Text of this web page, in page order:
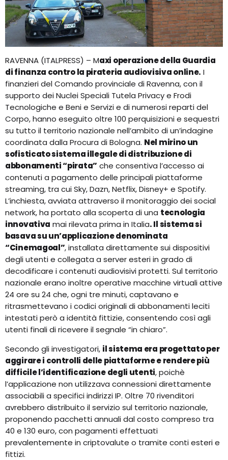
RAVENNA (ITALPRESS) – Maxi operazione della Guardia
di finanza contro la pirateria audiovisiva online. I
finanzieri del Comando provinciale di Ravenna, con il
supporto dei Nuclei Speciali Tutela Privacy e Frodi
Tecnologiche e Beni e Servizi e di numerosi reparti del
Corpo, hanno eseguito oltre 100 perquisizioni e sequestri
su tutto il territorio nazionale nell’ambito di un’indagine
coordinata dalla Procura di Bologna. Nel mirino un
sofisticato sistema illegale di distribuzione di
abbonamenti “pirata” che consentiva l’accesso ai
contenuti a pagamento delle principali piattaforme
streaming, tra cui Sky, Dazn, Netflix, Disney+ e Spotify.
L’inchiesta, avviata attraverso il monitoraggio dei social
network, ha portato alla scoperta di una tecnologia
innovativa mai rilevata prima in Italia. Il sistema si
basava su un’applicazione denominata
“Cinemagoal”, installata direttamente sui dispositivi
degli utenti e collegata a server esteri in grado di
decodificare i contenuti audiovisivi protetti. Sul territorio
nazionale erano inoltre operative macchine virtuali attive
24 ore su 24 che, ogni tre minuti, captavano e
ritrasmettevano i codici originali di abbonamenti leciti
intestati però a identità fittizie, consentendo così agli
utenti finali di ricevere il segnale “in chiaro”.
Secondo gli investigatori, il sistema era progettato per
aggirare i controlli delle piattaforme e rendere più
difficile l’identificazione degli utenti, poichè
l’applicazione non utilizzava connessioni direttamente
associabili a specifici indirizzi IP. Oltre 70 rivenditori
avrebbero distribuito il servizio sul territorio nazionale,
proponendo pacchetti annuali dal costo compreso tra
40 e 130 euro, con pagamenti effettuati
prevalentemente in criptovalute o tramite conti esteri e
fittizi.